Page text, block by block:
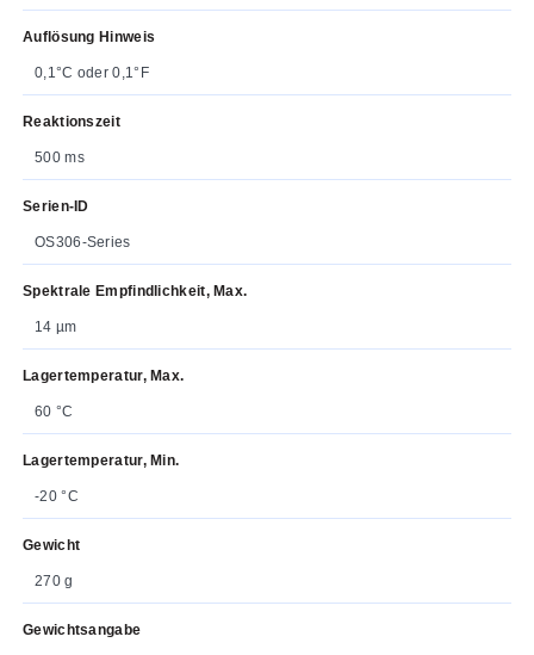
Auflösung Hinweis
0,1°C oder 0,1°F
Reaktionszeit
500 ms
Serien-ID
OS306-Series
Spektrale Empfindlichkeit, Max.
14 µm
Lagertemperatur, Max.
60 °C
Lagertemperatur, Min.
-20 °C
Gewicht
270 g
Gewichtsangabe